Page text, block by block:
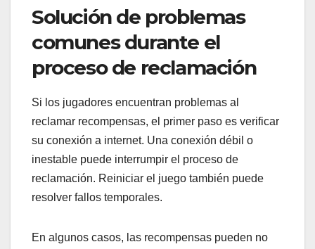
Solución de problemas
comunes durante el
proceso de reclamación
Si los jugadores encuentran problemas al
reclamar recompensas, el primer paso es verificar
su conexión a internet. Una conexión débil o
inestable puede interrumpir el proceso de
reclamación. Reiniciar el juego también puede
resolver fallos temporales.
En algunos casos, las recompensas pueden no